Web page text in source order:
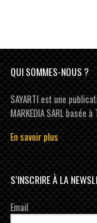
QUI SOMMES-NOUS ?
SAYARTI est une
MARKEDIA SARL basée
En savoir plus
S’INSCRIRE À LA
Email